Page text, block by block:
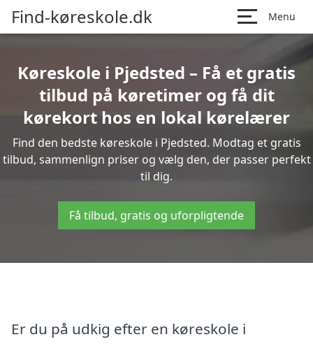
Find-køreskole.dk Menu
Køreskole i Pjedsted – Få et gratis
tilbud på køretimer og få dit
kørekort hos en lokal kørelærer
Find den bedste køreskole i Pjedsted. Modtag et gratis
tilbud, sammenlign priser og vælg den, der passer perfekt
til dig.
Få tilbud, gratis og uforpligtende
Er du på udkig efter en køreskole i